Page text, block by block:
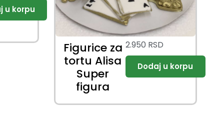
Figurice za
tortu Alisa
Super
figura
2.950 RSD